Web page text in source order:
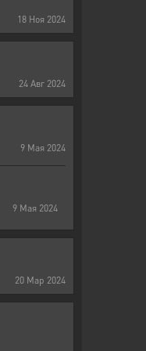
18 Ноя 2024
24 Авг 2024
9 Мая 2024
9 Мая 2024
20 Мар 2024